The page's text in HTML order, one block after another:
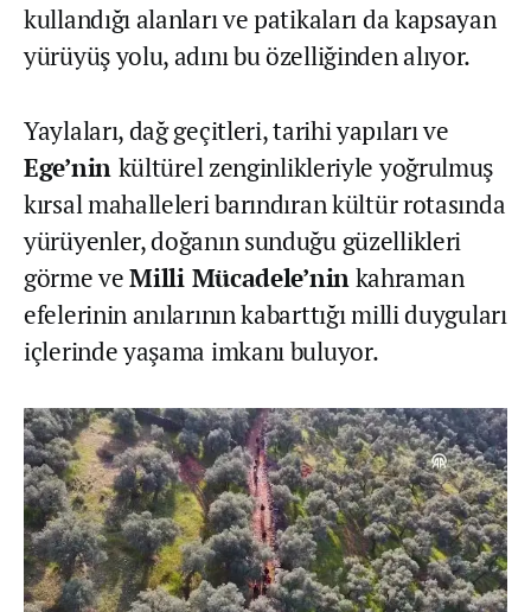
kullandığı alanları ve patikaları da kapsayan
yürüyüş yolu, adını bu özelliğinden alıyor.
Yaylaları, dağ geçitleri, tarihi yapıları ve
Ege’nin kültürel zenginlikleriyle yoğrulmuş
kırsal mahalleleri barındıran kültür rotasında
yürüyenler, doğanın sunduğu güzellikleri
görme veMilli Mücadele’ninkahraman
efelerinin anılarının kabarttığı milli duyguları
içlerinde yaşama imkanı buluyor.